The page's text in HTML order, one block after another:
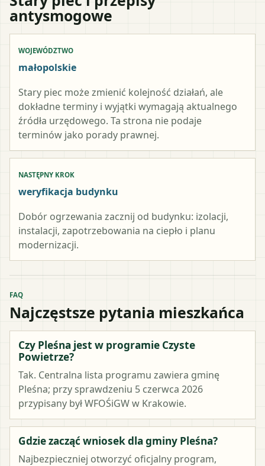
antysmogowe
WOJEWÓDZTWO
małopolskie
Stary piec może zmienić kolejność działań, ale
dokładne terminy i wyjątki wymagają aktualnego
źródła urzędowego. Ta strona nie podaje
terminów jako porady prawnej.
NASTĘPNY KROK
weryfikacja budynku
Dobór ogrzewania zacznij od budynku: izolacji,
instalacji, zapotrzebowania na ciepło i planu
modernizacji.
FAQ
Najczęstsze pytania mieszkańca
Czy Pleśna jest w programie Czyste
Powietrze?
Tak. Centralna lista programu zawiera gminę
Pleśna; przy sprawdzeniu 5 czerwca 2026
przypisany był WFOŚiGW w Krakowie.
Gdzie zacząć wniosek dla gminy Pleśna?
Najbezpieczniej otworzyć oficjalny program,